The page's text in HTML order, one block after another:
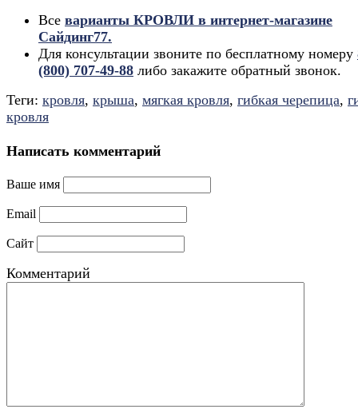
Все варианты КРОВЛИ в интернет-магазине
Сайдинг77.
Для консультации звоните по бесплатному номеру
(800) 707-49-88 либо закажите обратный звонок.
Теги: кровля, крыша, мягкая кровля, гибкая черепица,
кровля
Написать комментарий
Ваше имя
Email
Сайт
Комментарий